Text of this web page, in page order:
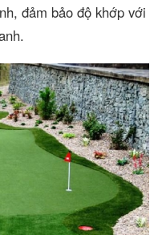
đảm bảo độ khớp với